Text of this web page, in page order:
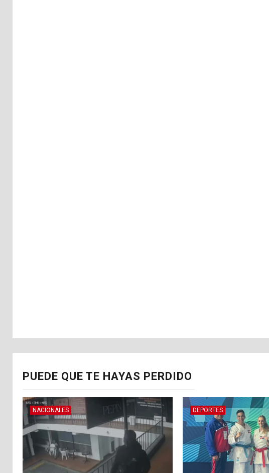
PUEDE QUE TE HAYAS PERDIDO
NACIONALES DEPORTES